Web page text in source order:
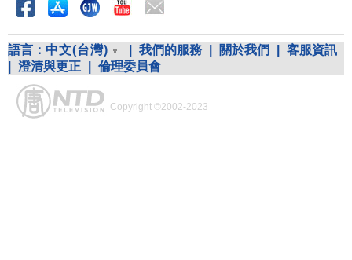
語言： 中文(台灣) 我們的服務 關於我們
客服資訊
澄清與更正 倫理委員會
Copyright ©2002-2023